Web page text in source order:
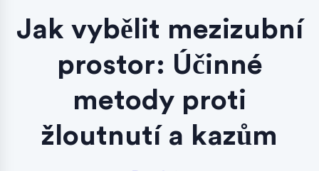
Jak vybělit mezizubní
prostor: Účinné
metody proti
žloutnutí a kazům